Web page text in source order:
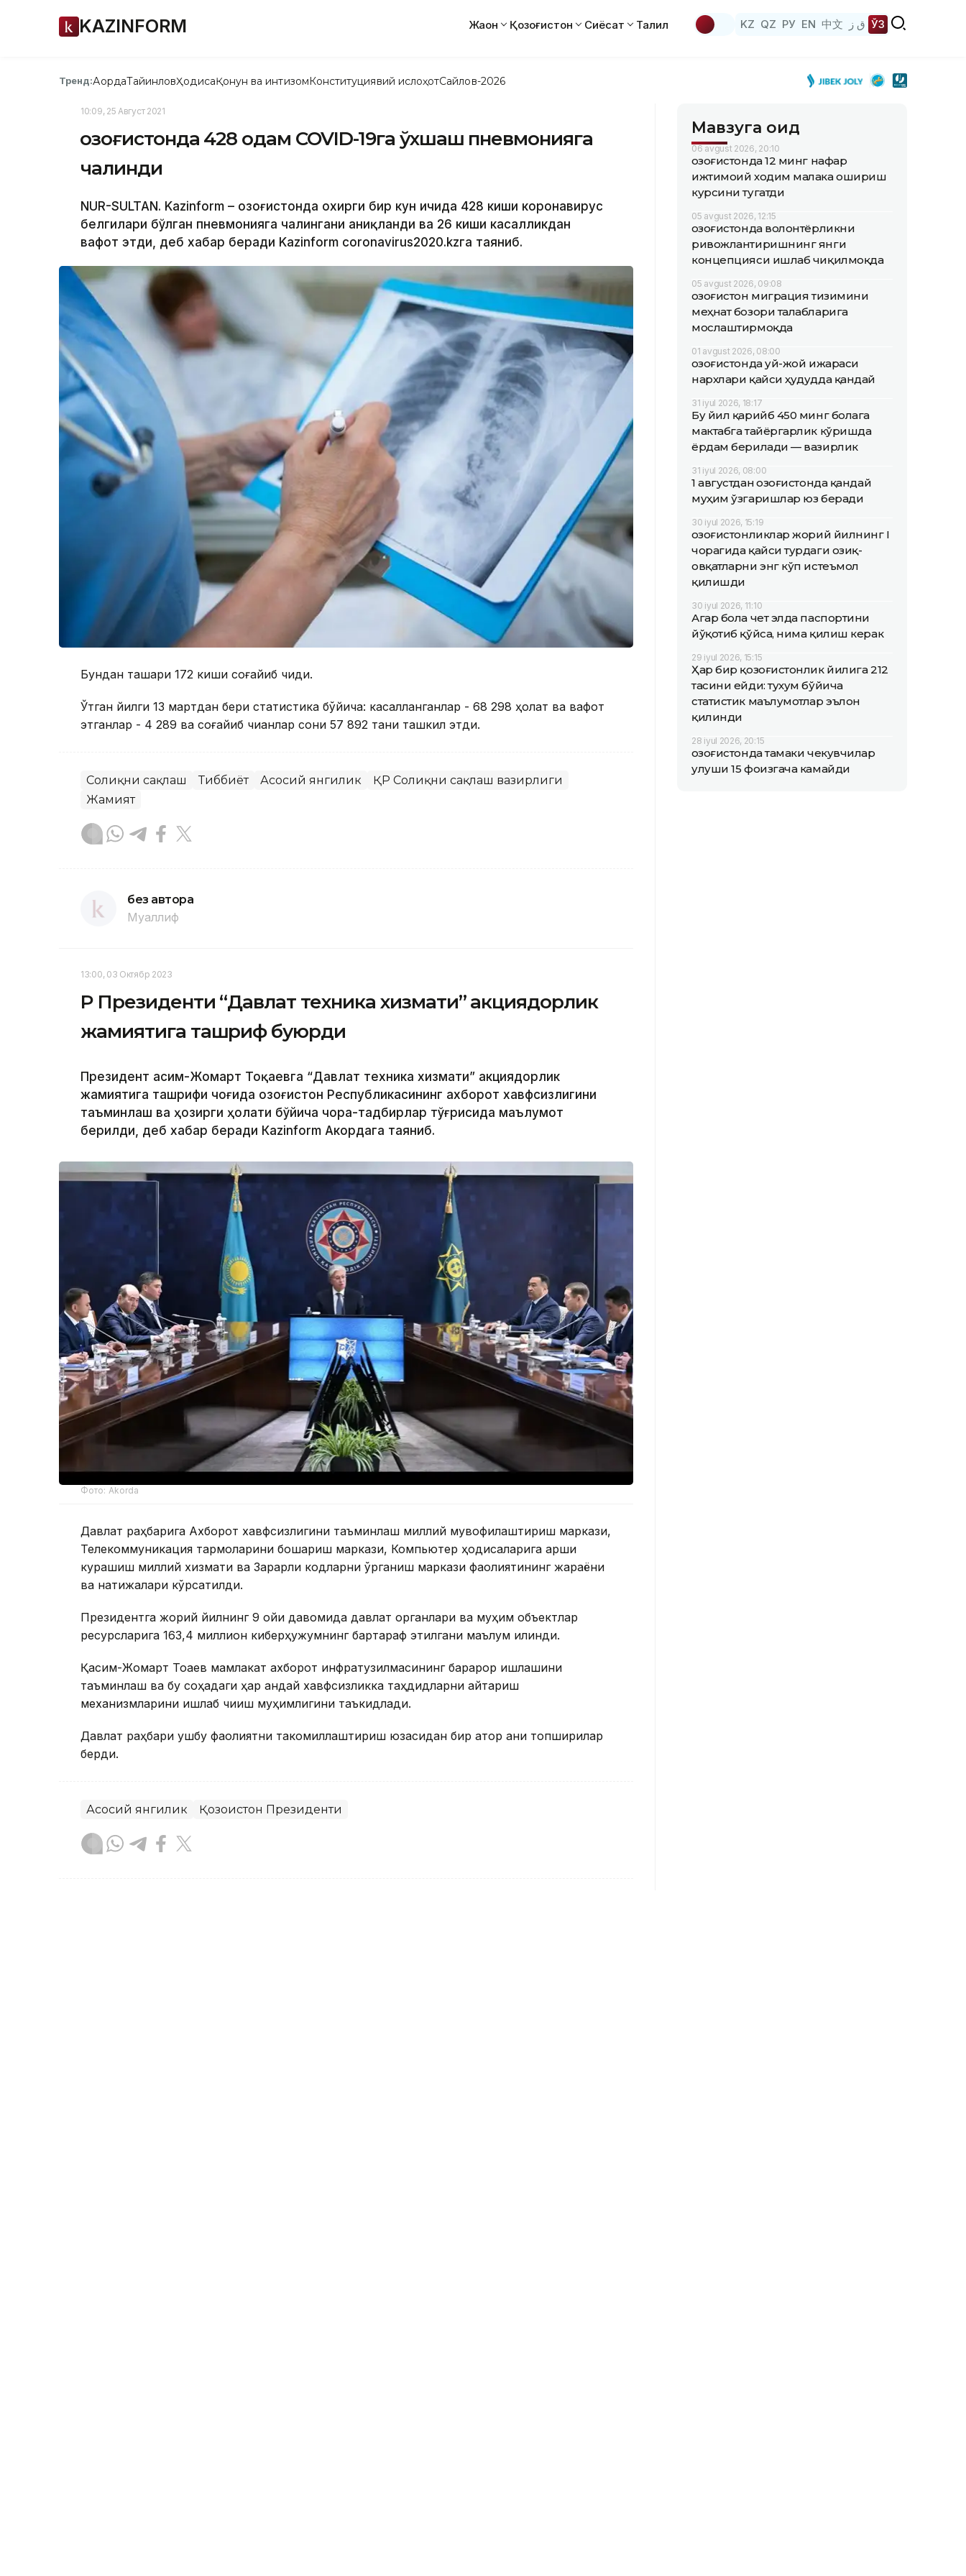
KAZINFORM Жаҳон Қозоғистон Сиёсат Таҳлил KZ QZ РУ EN 中文 ق ز ЎЗ
Тренд:АқордаТайинловҲодисаҚонун ва интизомКонституциявий ислоҳотСайлов-2026
10:09, 25 Август 2021
Қозоғистонда 428 одам COVID-19га ўхшаш пневмонияга
чалинди
NUR-SULTAN. Kazinform – Қозоғистонда охирги бир кун ичида 428 киши коронавирус
белгилари бўлган пневмонияга чалингани аниқланди ва 26 киши касалликдан
вафот этди, деб хабар беради Kazinform coronavirus2020.kzга таяниб.
Бундан ташқари 172 киши соғайиб чиқди.
Ўтган йилги 13 мартдан бери статистика бўйича: касалланганлар - 68 298 ҳолат ва вафот
этганлар - 4 289 ва соғайиб чиққанлар сони 57 892 тани ташкил этди.
Соғлиқни сақлаш Тиббиёт Асосий янгилик
ҚР Соғлиқни сақлаш вазирлиги
Жамият
без автора
Муаллиф
13:00, 03 Октябр 2023
ҚР Президенти “Давлат техника хизмати” акциядорлик
жамиятига ташриф буюрди
Президент Қасим-Жомарт Тоқаевга “Давлат техника хизмати” акциядорлик
жамиятига ташрифи чоғида Қозоғистон Республикасининг ахборот хавфсизлигини
таъминлаш ва ҳозирги ҳолати бўйича чора-тадбирлар тўғрисида маълумот
берилди, деб хабар беради Каzinform Акордага таяниб.
Фото: Akorda
Давлат раҳбарига Ахборот хавфсизлигини таъминлаш миллий мувофиқлаштириш маркази,
Телекоммуникация тармоқларини бошқариш маркази, Компьютер ҳодисаларига қарши
курашиш миллий хизмати ва Зарарли кодларни ўрганиш маркази фаолиятининг жараёни
ва натижалари кўрсатилди.
Президентга жорий йилнинг 9 ойи давомида давлат органлари ва муҳим объектлар
ресурсларига 163,4 миллион киберҳужумнинг бартараф этилгани маълум қилинди.
Қасим-Жомарт Тоқаев мамлакат ахборот инфратузилмасининг барқарор ишлашини
таъминлаш ва бу соҳадаги ҳар қандай хавфсизликка таҳдидларни қайтариш
механизмларини ишлаб чиқиш муҳимлигини таъкидлади.
Давлат раҳбари ушбу фаолиятни такомиллаштириш юзасидан бир қатор аниқ топшириқлар
берди.
Асосий янгилик Қозоғистон Президенти
Мавзуга оид
06 avgust 2026, 20:10
Қозоғистонда 12 минг нафар
ижтимоий ходим малака ошириш
курсини тугатди
05 avgust 2026, 12:15
Қозоғистонда волонтёрликни
ривожлантиришнинг янги
концепцияси ишлаб чиқилмоқда
05 avgust 2026, 09:08
Қозоғистон миграция тизимини
меҳнат бозори талабларига
мослаштирмоқда
01 avgust 2026, 08:00
Қозоғистонда уй-жой ижараси
нархлари қайси ҳудудда қандай
31 iyul 2026, 18:17
Бу йил қарийб 450 минг болага
мактабга тайёргарлик кўришда
ёрдам берилади — вазирлик
31 iyul 2026, 08:00
1 августдан Қозоғистонда қандай
муҳим ўзгаришлар юз беради
30 iyul 2026, 15:19
Қозоғистонликлар жорий йилнинг I
чорагида қайси турдаги озиқ-
овқатларни энг кўп истеъмол
қилишди
30 iyul 2026, 11:10
Агар бола чет элда паспортини
йўқотиб қўйса, нима қилиш керак
29 iyul 2026, 15:15
Ҳар бир қозоғистонлик йилига 212
тасини ейди: тухум бўйича
статистик маълумотлар эълон
қилинди
28 iyul 2026, 20:15
Қозоғистонда тамаки чекувчилар
улуши 15 фоизгача камайди